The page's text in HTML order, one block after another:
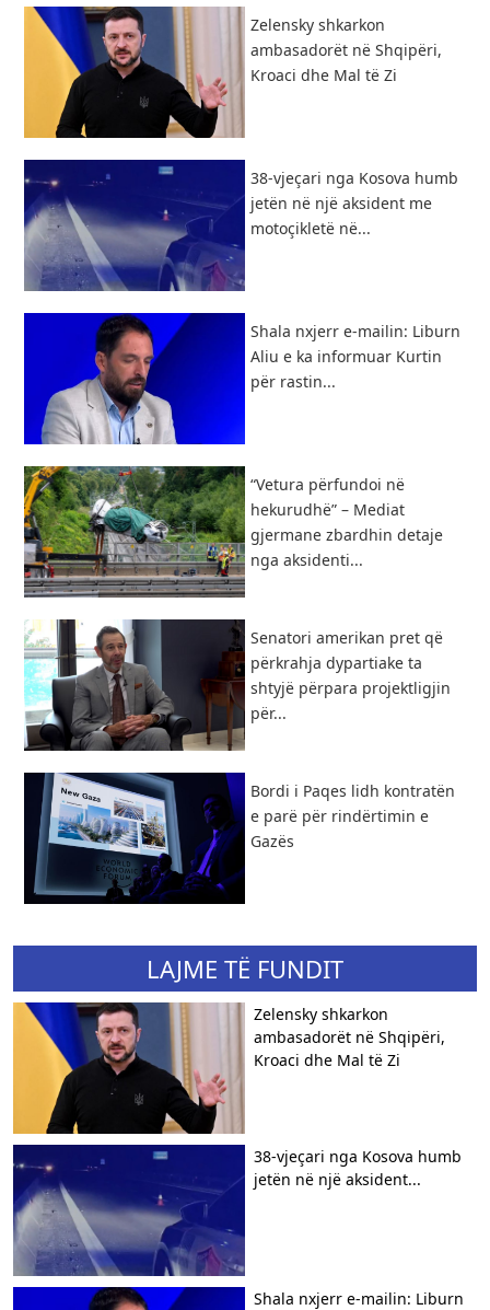
Zelensky shkarkon
ambasadorët në Shqipëri,
Kroaci dhe Mal të Zi
38-vjeçari nga Kosova humb
jetën në një aksident me
motoçikletë në...
Shala nxjerr e-mailin: Liburn
Aliu e ka informuar Kurtin
për rastin...
“Vetura përfundoi në
hekurudhë” – Mediat
gjermane zbardhin detaje
nga aksidenti...
Senatori amerikan pret që
përkrahja dypartiake ta
shtyjë përpara projektligjin
për...
Bordi i Paqes lidh kontratën
e parë për rindërtimin e
Gazës
LAJME TË FUNDIT
Zelensky shkarkon
ambasadorët në Shqipëri,
Kroaci dhe Mal të Zi
38-vjeçari nga Kosova humb
jetën në një aksident...
Shala nxjerr e-mailin: Liburn